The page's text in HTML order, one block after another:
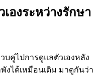
องระหว่างรักษา
บคู่ไปการดูแลตัวเองหลัง
งได้เหมือนเดิม มาดูกันว่า